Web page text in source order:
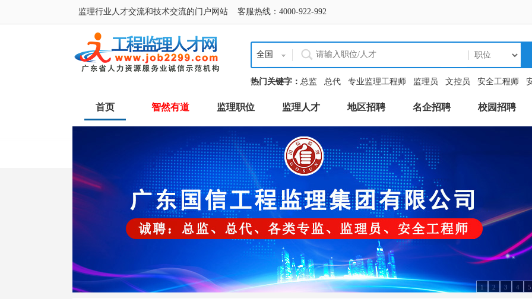
监理行业人才交流和技术交流的门户网站 客服热线：4000-922-992
全国
热门关键字： 总监 总代 专业监理工程师 监理员 文控员 安全工程师
首页 智然有道 监理职位 监理人才 地区招聘 名企招聘 校园招聘
1 2 3 4 5